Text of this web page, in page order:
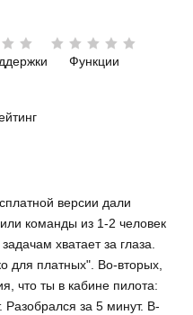
Функции
версии дали
команды из 1-2 человек
хватает за глаза.
для платных". Во-вторых,
что ты в кабине пилота:
за 5 минут. В-